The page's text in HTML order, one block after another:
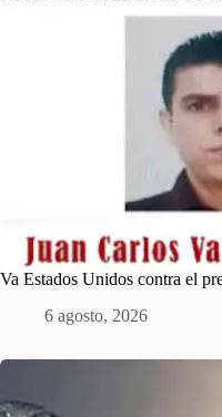
Va Estados Unidos contra el
6 agosto, 2026